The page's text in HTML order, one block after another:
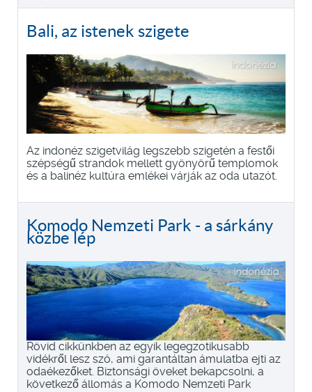
Bali, az istenek szigete
Az indonéz szigetvilág legszebb szigetén a festői
szépségű strandok mellett gyönyörű templomok
és a balinéz kultúra emlékei várják az oda utazót.
Komodo Nemzeti Park - a sárkány
közbe lép
Rövid cikkünkben az egyik legegzotikusabb
vidékről lesz szó, ami garantáltan ámulatba ejti az
odaékezőket. Biztonsági öveket bekapcsolni, a
következő állomás a Komodo Nemzeti Park